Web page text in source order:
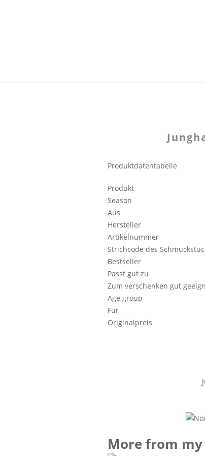
Produktdatentabelle
Produkt
Season
Aus
Hersteller
Artikelnummer
Strichcode des
Bestseller
Passt gut zu
Zum verschenken gut
Age group
Für
Originalpreis
More from